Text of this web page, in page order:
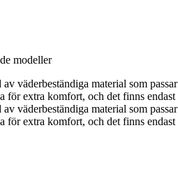
modeller
väderbeständiga material som
extra komfort, och det finns
väderbeständiga material som
extra komfort, och det finns